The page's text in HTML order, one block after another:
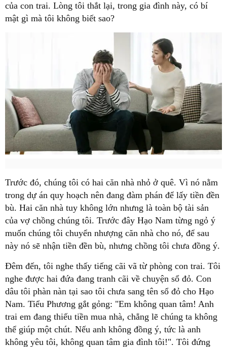
của con trai. Lòng tôi thắt lại, trong gia đình này, có bí
mật gì mà tôi không biết sao?
Trước đó, chúng tôi có hai căn nhà nhỏ ở quê. Vì nó nằm
trong dự án quy hoạch nên đang đàm phán để lấy tiền đền
bù. Hai căn nhà tuy không lớn nhưng là toàn bộ tài sản
của vợ chồng chúng tôi. Trước đây Hạo Nam từng ngỏ ý
muốn chúng tôi chuyển nhượng căn nhà cho nó, để sau
này nó sẽ nhận tiền đền bù, nhưng chồng tôi chưa đồng ý.
Đêm đến, tôi nghe thấy tiếng cãi vã từ phòng con trai. Tôi
nghe được hai đứa đang tranh cãi về chuyện sổ đỏ. Con
dâu tôi phàn nàn tại sao tôi chưa sang tên sổ đỏ cho Hạo
Nam. Tiểu Phương gắt gỏng: "Em không quan tâm! Anh
trai em đang thiếu tiền mua nhà, chẳng lẽ chúng ta không
thể giúp một chút. Nếu anh không đồng ý, tức là anh
không yêu tôi, không quan tâm gia đình tôi!". Tôi đứng